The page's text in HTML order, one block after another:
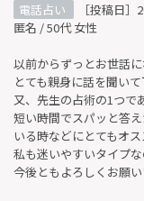
電話占い
［投稿日
匿名 / 50代 女性
以前からずっとお世話に
とても親身に話を聞い
又、先生の占術の1つで
短い時間でスパッと答
いる時などにとてもオ
私も迷いやすいタイプ
今後ともよろしくお願